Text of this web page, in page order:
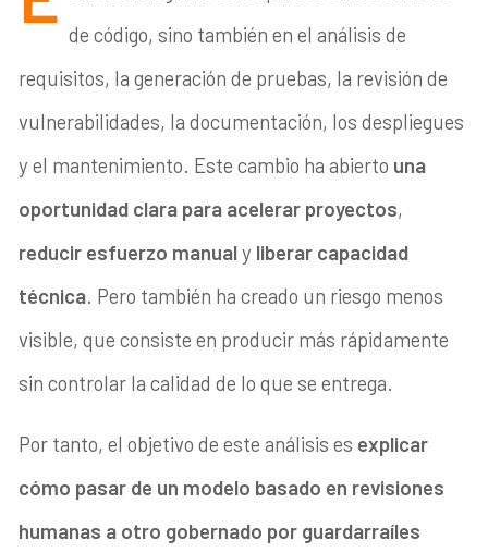
de código, sino también en el análisis de
requisitos, la generación de pruebas, la revisión de
vulnerabilidades, la documentación, los despliegues
y el mantenimiento. Este cambio ha abierto una
oportunidad clara para acelerar proyectos,
reducir esfuerzo manualy liberar capacidad
técnica. Pero también ha creado un riesgo menos
visible, que consiste en producir más rápidamente
sin controlar la calidad de lo que se entrega.
Por tanto, el objetivo de este análisis es explicar
cómo pasar de un modelo basado en revisiones
humanas a otro gobernado por guardarraíles